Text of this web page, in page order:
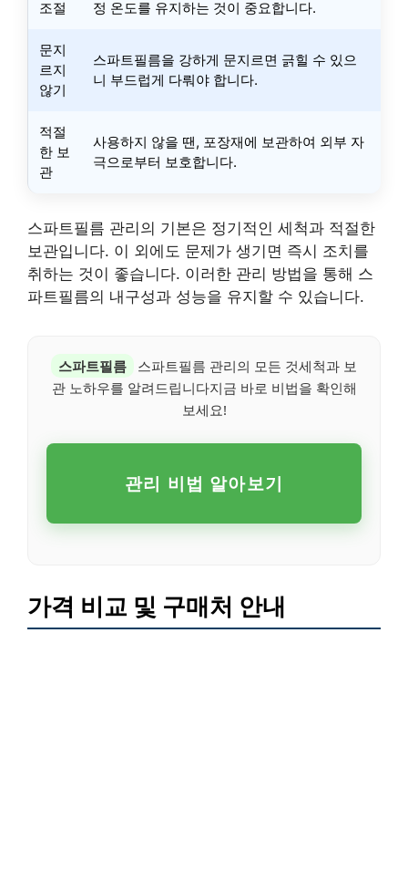
조절 정 온도를 유지하는 것이 중요합니다.
문지
르지
않기
스파트필름을 강하게 문지르면 긁힐 수 있으
니 부드럽게 다뤄야 합니다.
적절
한 보
관
사용하지 않을 땐, 포장재에 보관하여 외부 자
극으로부터 보호합니다.
스파트필름 관리의 기본은 정기적인 세척과 적절한
보관입니다. 이 외에도 문제가 생기면 즉시 조치를
취하는 것이 좋습니다. 이러한 관리 방법을 통해 스
파트필름의 내구성과 성능을 유지할 수 있습니다.
스파트필름
스파트필름 관리의 모든 것세척과 보
관 노하우를 알려드립니다지금 바로 비법을 확인해
보세요!
관리 비법 알아보기
가격 비교 및 구매처 안내